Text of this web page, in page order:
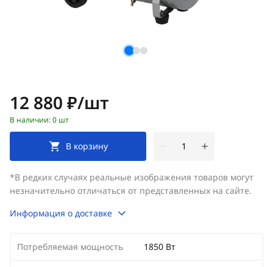
Цена:
12 880 ₽/шт
В наличии: 0 шт
В корзину
*В редких случаях реальные изображения товаров могут
незначительно отличаться от представленных на сайте.
Информация о доставке
Потребляемая мощность 1850 Вт